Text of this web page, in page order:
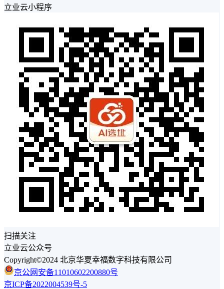
立业云小程序
扫描关注
立业云公众号
Copyright©2024 北京华夏幸福数字科技有限公司
京公网安备11010602200880号
京ICP备2022004539号-5